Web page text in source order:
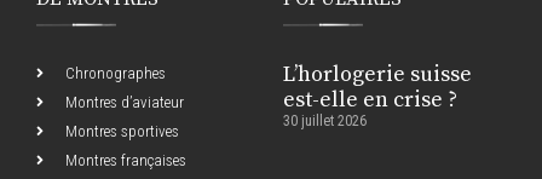
Chronographes
Montres d’aviateur
Montres sportives
Montres françaises
L’horlogerie suisse
est-elle en crise ?
30 juillet 2026